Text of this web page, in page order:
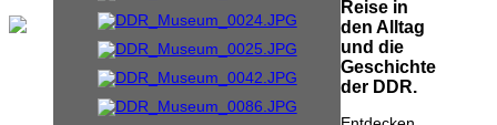
Reise in
den Alltag
und die
Geschichte
der DDR.